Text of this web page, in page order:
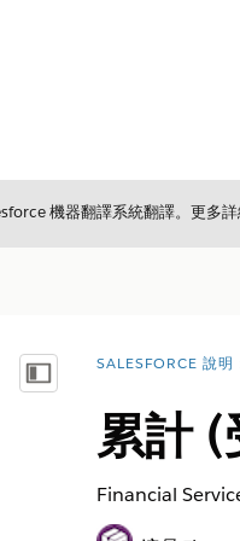
機器翻譯系統翻譯。更多
顯示目錄 您位於此處：
SALESFORCE 說明
累計 (
Financial